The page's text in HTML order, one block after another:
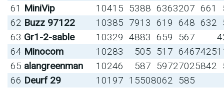
61 MiniVip 10415 5388 6363207 661
62 Buzz 97122 10385 7913 619 648 632
63 Gr1-2-sable 10329 4883 659 567
64 Minocom 10283 505 517 6467425
65 alangreenman 10246 587 59727025842
66 Deurf 29 10197 15508062 585